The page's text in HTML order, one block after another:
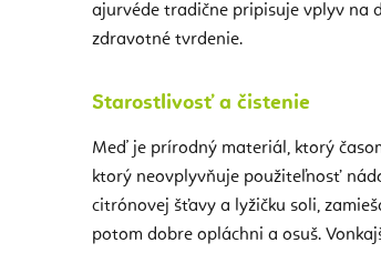
ajurvéde tradične pripisuje vplyv na
zdravotné tvrdenie.
Starostlivosť a čistenie
Meď je prírodný materiál, ktorý
ktorý neovplyvňuje použiteľnosť
citrónovej šťavy a lyžičku soli,
potom dobre opláchni a osuš.